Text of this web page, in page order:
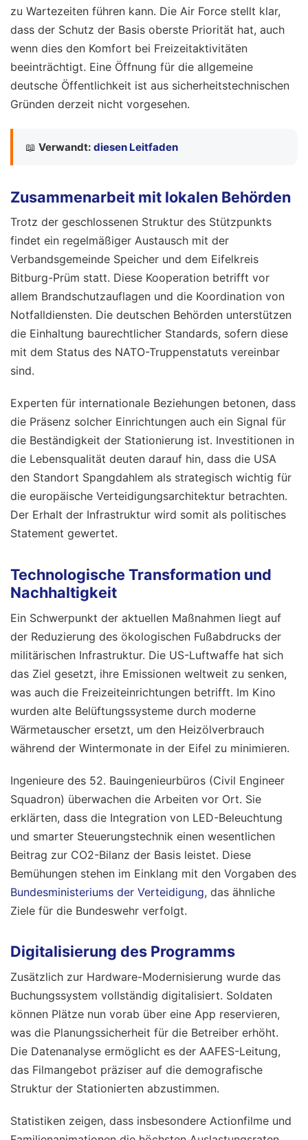
zu Wartezeiten führen kann. Die Air Force stellt klar,
dass der Schutz der Basis oberste Priorität hat, auch
wenn dies den Komfort bei Freizeitaktivitäten
beeinträchtigt. Eine Öffnung für die allgemeine
deutsche Öffentlichkeit ist aus sicherheitstechnischen
Gründen derzeit nicht vorgesehen.
📖 Verwandt: diesen Leitfaden
Zusammenarbeit mit lokalen Behörden
Trotz der geschlossenen Struktur des Stützpunkts
findet ein regelmäßiger Austausch mit der
Verbandsgemeinde Speicher und dem Eifelkreis
Bitburg-Prüm statt. Diese Kooperation betrifft vor
allem Brandschutzauflagen und die Koordination von
Notfalldiensten. Die deutschen Behörden unterstützen
die Einhaltung baurechtlicher Standards, sofern diese
mit dem Status des NATO-Truppenstatuts vereinbar
sind.
Experten für internationale Beziehungen betonen, dass
die Präsenz solcher Einrichtungen auch ein Signal für
die Beständigkeit der Stationierung ist. Investitionen in
die Lebensqualität deuten darauf hin, dass die USA
den Standort Spangdahlem als strategisch wichtig für
die europäische Verteidigungsarchitektur betrachten.
Der Erhalt der Infrastruktur wird somit als politisches
Statement gewertet.
Technologische Transformation und
Nachhaltigkeit
Ein Schwerpunkt der aktuellen Maßnahmen liegt auf
der Reduzierung des ökologischen Fußabdrucks der
militärischen Infrastruktur. Die US-Luftwaffe hat sich
das Ziel gesetzt, ihre Emissionen weltweit zu senken,
was auch die Freizeiteinrichtungen betrifft. Im Kino
wurden alte Belüftungssysteme durch moderne
Wärmetauscher ersetzt, um den Heizölverbrauch
während der Wintermonate in der Eifel zu minimieren.
Ingenieure des 52. Bauingenieurbüros (Civil Engineer
Squadron) überwachen die Arbeiten vor Ort. Sie
erklärten, dass die Integration von LED-Beleuchtung
und smarter Steuerungstechnik einen wesentlichen
Beitrag zur CO2-Bilanz der Basis leistet. Diese
Bemühungen stehen im Einklang mit den Vorgaben des
Bundesministeriums der Verteidigung, das ähnliche
Ziele für die Bundeswehr verfolgt.
Digitalisierung des Programms
Zusätzlich zur Hardware-Modernisierung wurde das
Buchungssystem vollständig digitalisiert. Soldaten
können Plätze nun vorab über eine App reservieren,
was die Planungssicherheit für die Betreiber erhöht.
Die Datenanalyse ermöglicht es der AAFES-Leitung,
das Filmangebot präziser auf die demografische
Struktur der Stationierten abzustimmen.
Statistiken zeigen, dass insbesondere Actionfilme und